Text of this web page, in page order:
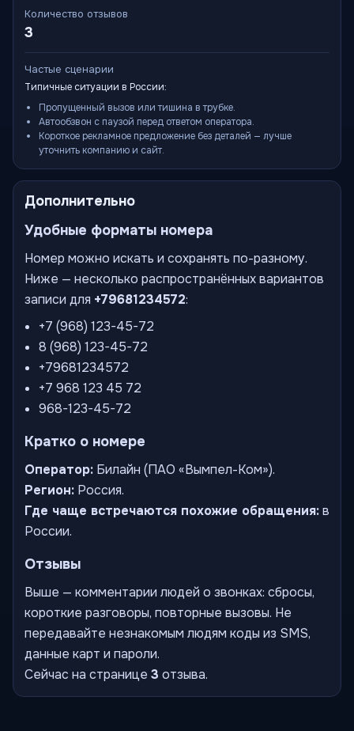
Количество отзывов
3
Частые сценарии
Типичные ситуации в России:
Пропущенный вызов или тишина в трубке.
Автообзвон с паузой перед ответом оператора.
Короткое рекламное предложение без деталей — лучше
уточнить компанию и сайт.
Дополнительно
Удобные форматы номера
Номер можно искать и сохранять по-разному.
Ниже — несколько распространённых вариантов
записи для +79681234572:
+7 (968) 123-45-72
8 (968) 123-45-72
+79681234572
+7 968 123 45 72
968-123-45-72
Кратко о номере
Оператор: Билайн (ПАО «Вымпел-Ком»).
Регион: Россия.
Где чаще встречаются похожие обращения:в
России.
Отзывы
Выше — комментарии людей о звонках: сбросы,
короткие разговоры, повторные вызовы. Не
передавайте незнакомым людям коды из SMS,
данные карт и пароли.
Сейчас на странице 3 отзыва.